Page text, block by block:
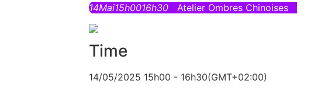
14Mai15h0016h30 Atelier Ombres Chinoises
Time
14/05/2025 15h00 - 16h30(GMT+02:00)